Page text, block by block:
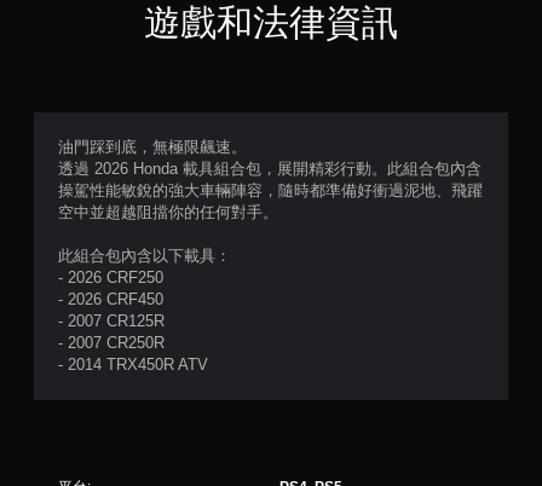
顆
5
遊戲和法律資訊
油門踩到底，無極限飆速。
透過 2026 Honda 載具組合包，展開精彩行動。此組合包內含
操駕性能敏銳的強大車輛陣容，隨時都準備好衝過泥地、飛躍
空中並超越阻擋你的任何對手。
此組合包內含以下載具：
- 2026 CRF250
- 2026 CRF450
- 2007 CR125R
- 2007 CR250R
- 2014 TRX450R ATV